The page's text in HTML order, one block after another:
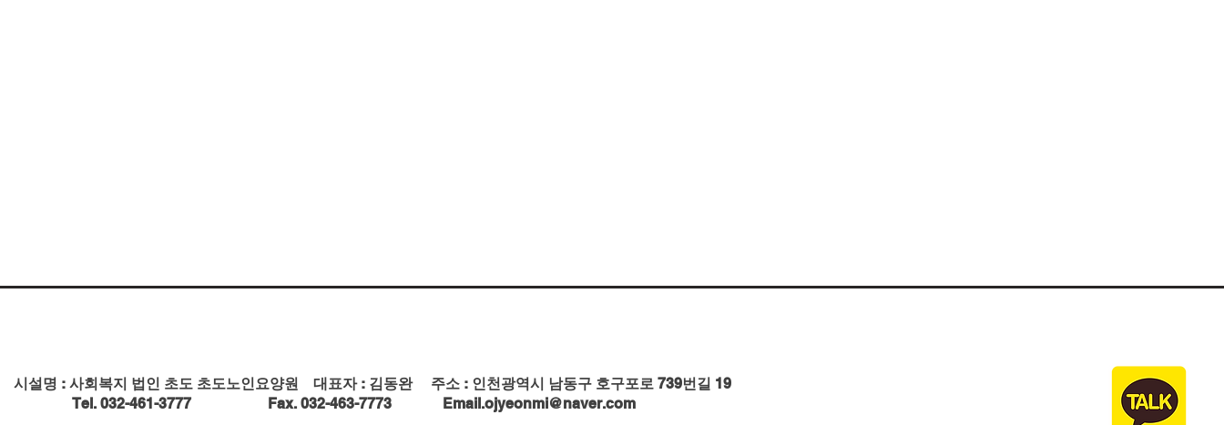
시설명 : 사회복지 법인 초도 초도노인요양원 대표자 : 김동완 주소 : 인천광역시 남동구 호구포로 739번길 19
Tel. 032-461-3777 Fax. 032-463-7773 Email.ojyeonmi@naver.com